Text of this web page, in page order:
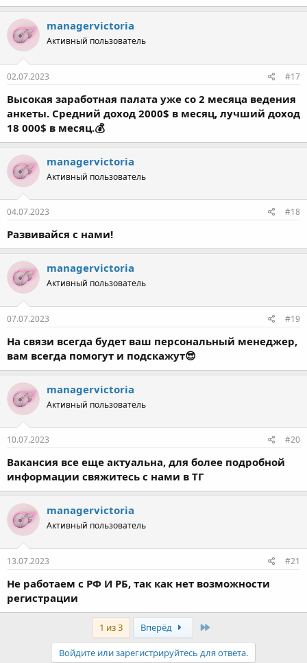
managervictoria
Активный пользователь
02.07.2023 #17
Высокая заработная палата уже со 2 месяца ведения
анкеты. Средний доход 2000$ в месяц, лучший доход
18 000$ в месяц.💰
managervictoria
Активный пользователь
04.07.2023 #18
Развивайся с нами!
managervictoria
Активный пользователь
07.07.2023 #19
На связи всегда будет ваш персональный менеджер,
вам всегда помогут и подскажут😎
managervictoria
Активный пользователь
10.07.2023 #20
Вакансия все еще актуальна, для более подробной
информации свяжитесь с нами в ТГ
managervictoria
Активный пользователь
13.07.2023 #21
Не работаем с РФ И РБ, так как нет возможности
регистрации
1 из 3 Вперёд
Войдите или зарегистрируйтесь для ответа.